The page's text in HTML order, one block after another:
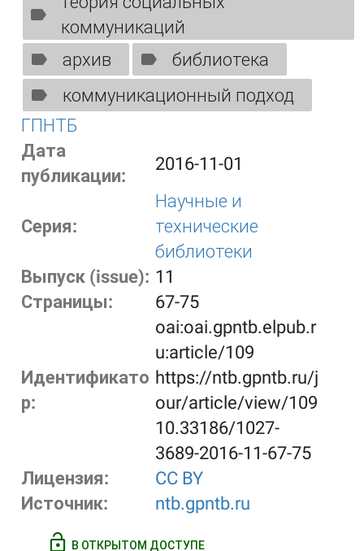
коммуникаций
архив
библиотека
коммуникационный подход
ГПНТБ
Дата
публикации:
2016-11-01
Серия:
Научные и
технические
библиотеки
Выпуск (issue): 11
Страницы:
67-75
Идентификато
р:
oai:oai.gpntb.elpub.r
u:article/109
https://ntb.gpntb.ru/j
our/article/view/109
10.33186/1027-
3689-2016-11-67-75
Лицензия:
CC BY
Источник:
ntb.gpntb.ru
В ОТКРЫТОМ ДОСТУПЕ